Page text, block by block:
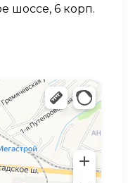
шоссе, 6 корп.